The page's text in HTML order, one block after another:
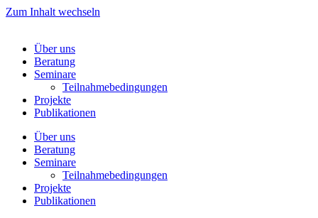
Zum Inhalt wechseln
Über uns
Beratung
Seminare
Teilnahmebedingungen
Projekte
Publikationen
Über uns
Beratung
Seminare
Teilnahmebedingungen
Projekte
Publikationen